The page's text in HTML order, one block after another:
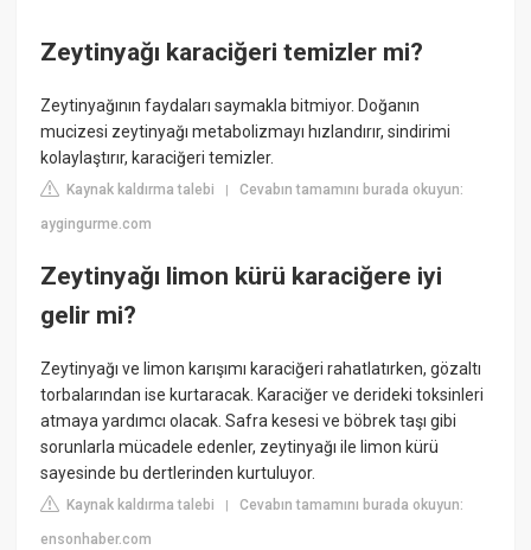
Zeytinyağı karaciğeri temizler mi?
Zeytinyağının faydaları saymakla bitmiyor. Doğanın
mucizesi zeytinyağı metabolizmayı hızlandırır, sindirimi
kolaylaştırır, karaciğeri temizler.
Kaynak kaldırma talebi |Cevabın tamamını burada okuyun:
aygingurme.com
Zeytinyağı limon kürü karaciğere iyi
gelir mi?
Zeytinyağı ve limon karışımı karaciğeri rahatlatırken, gözaltı
torbalarından ise kurtaracak. Karaciğer ve derideki toksinleri
atmaya yardımcı olacak. Safra kesesi ve böbrek taşı gibi
sorunlarla mücadele edenler, zeytinyağı ile limon kürü
sayesinde bu dertlerinden kurtuluyor.
Kaynak kaldırma talebi |Cevabın tamamını burada okuyun:
ensonhaber.com